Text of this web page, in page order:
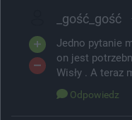
_gość_gość
Jedno pytanie
on jest
Wisły . A teraz
Odpowiedz